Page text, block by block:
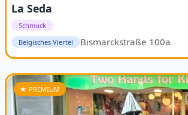
La Seda
Schmuck
Belgisches Viertel
Bismarckstraße 100a
★ PREMIUM